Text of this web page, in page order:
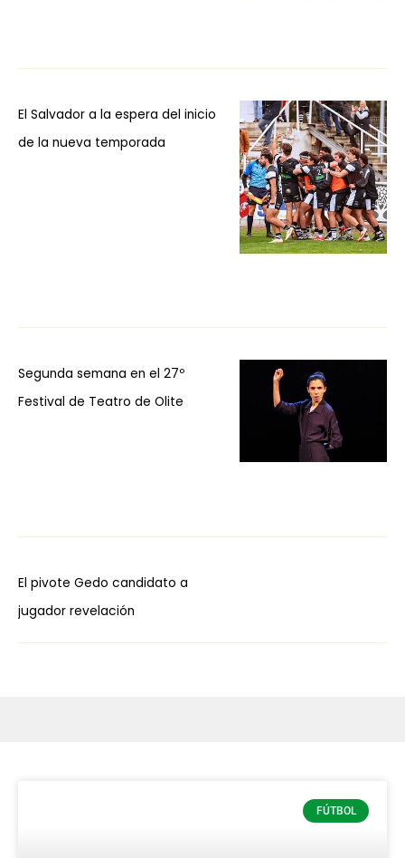
El Salvador a la espera del inicio
de la nueva temporada
Segunda semana en el 27º
Festival de Teatro de Olite
El pivote Gedo candidato a
jugador revelación
FÚTBOL